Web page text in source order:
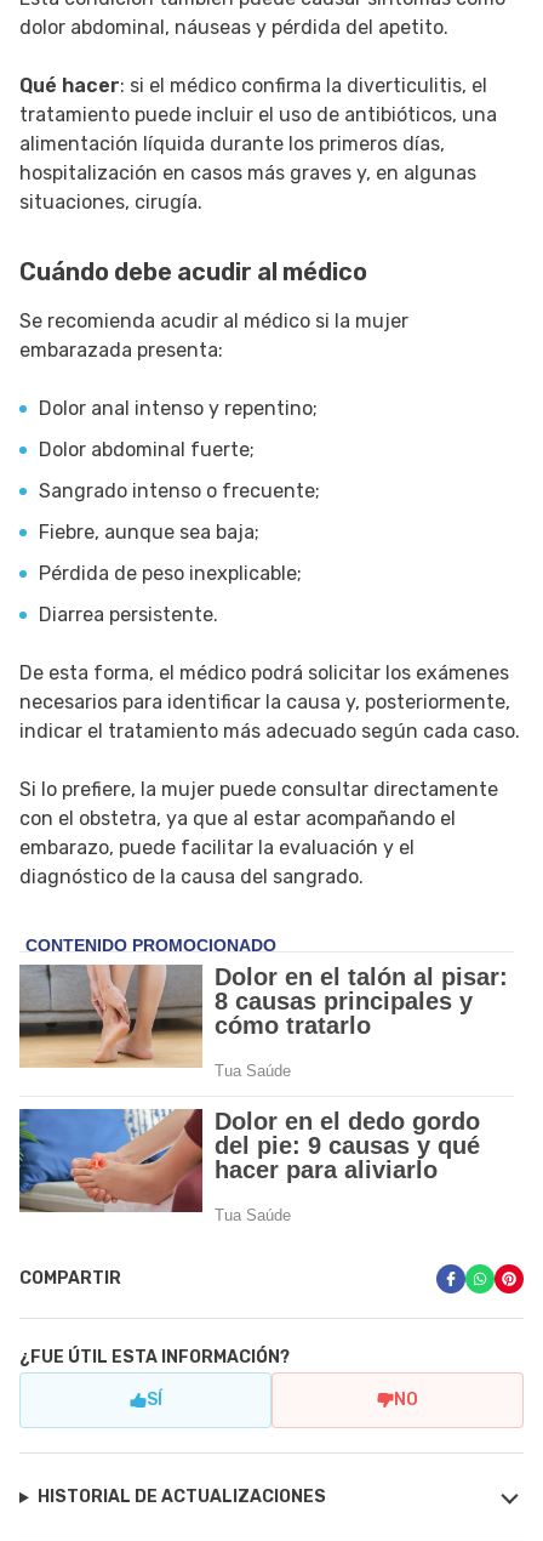
dolor abdominal, náuseas y pérdida del apetito.
Qué hacer: si el médico confirma la diverticulitis, el
tratamiento puede incluir el uso de antibióticos, una
alimentación líquida durante los primeros días,
hospitalización en casos más graves y, en algunas
situaciones, cirugía.
Cuándo debe acudir al médico
Se recomienda acudir al médico si la mujer
embarazada presenta:
Dolor anal intenso y repentino;
Dolor abdominal fuerte;
Sangrado intenso o frecuente;
Fiebre, aunque sea baja;
Pérdida de peso inexplicable;
Diarrea persistente.
De esta forma, el médico podrá solicitar los exámenes
necesarios para identificar la causa y, posteriormente,
indicar el tratamiento más adecuado según cada caso.
Si lo prefiere, la mujer puede consultar directamente
con el obstetra, ya que al estar acompañando el
embarazo, puede facilitar la evaluación y el
diagnóstico de la causa del sangrado.
COMPARTIR
¿FUE ÚTIL ESTA INFORMACIÓN?
SÍ NO
HISTORIAL DE ACTUALIZACIONES